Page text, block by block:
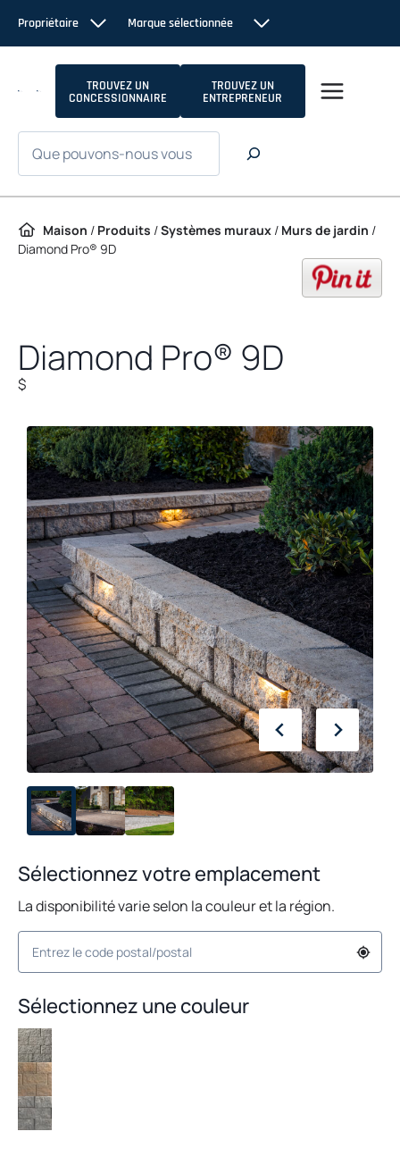
Propriétaire Marque sélectionnée
TROUVEZ UN
CONCESSIONNAIRE
TROUVEZ UN
ENTREPRENEUR
Maison / Produits /Systèmes muraux / Murs de jardin /
Diamond Pro® 9D
Diamond Pro® 9D
$
Sélectionnez votre emplacement
La disponibilité varie selon la couleur et la région.
Sélectionnez une couleur